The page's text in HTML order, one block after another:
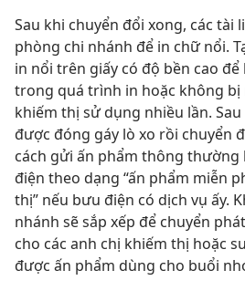
Sau khi chuyển đổi xong, các tài
phòng chi nhánh để in chữ nổi.
in nổi trên giấy có độ bền cao
trong quá trình in hoặc không
khiếm thị sử dụng nhiều lần.
được đóng gáy lò xo rồi chuyển
cách gửi ấn phẩm thông
điện theo dạng “ấn phẩm miễn
thị” nếu bưu điện có dịch vụ ấy.
nhánh sẽ sắp xếp để chuyển
cho các anh chị khiếm thị hoặc
được ấn phẩm dùng cho buổi